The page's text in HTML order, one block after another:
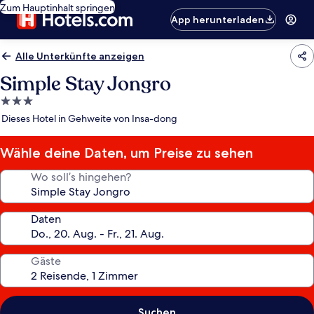
Zum Hauptinhalt springen
App herunterladen
Alle Unterkünfte anzeigen
Simple Stay Jongro
3.0-
Sterne-
Dieses Hotel in Gehweite von Insa-dong
Wähle deine Daten, um Preise zu sehen
Wo soll’s hingehen?
Daten
Gäste